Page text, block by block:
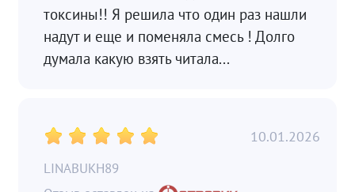
токсины!! Я решила что один раз нашли
надут и еще и поменяла смесь ! Долго
думала какую взять читала...
LINABUKH89
10.01.2026